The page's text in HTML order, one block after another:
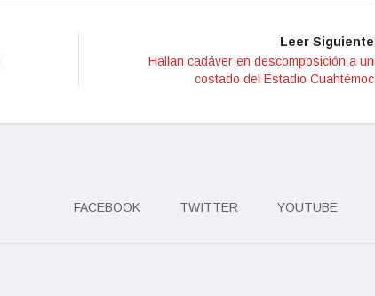
Leer Siguiente
Hallan cadáver en descomposición a un
costado del Estadio Cuahtémoc
FACEBOOK TWITTER YOUTUBE